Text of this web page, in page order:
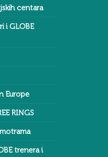
centara
i GLOBE
Europe
RINGS
trenera i